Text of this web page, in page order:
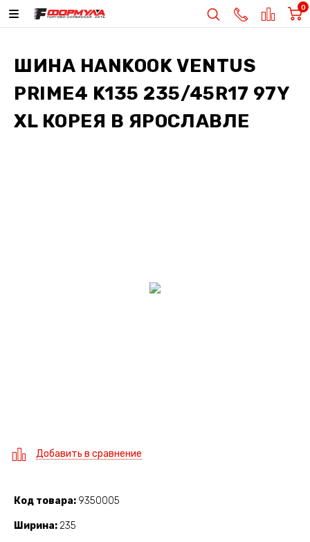
0
ШИНА HANKOOK VENTUS
PRIME4 K135 235/45R17 97Y
XL КОРЕЯ В ЯРОСЛАВЛЕ
Добавить в сравнение
Код товара 9350005
Ширина 235